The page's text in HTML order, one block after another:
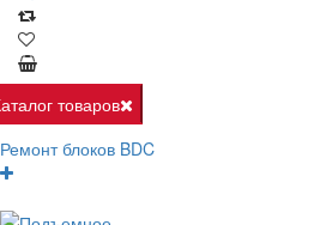
товаров
Ремонт блоков BDC